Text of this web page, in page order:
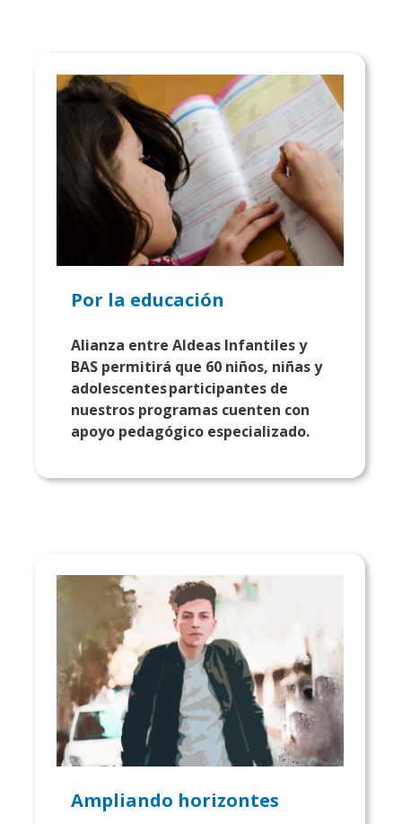
Por la educación
Alianza entre Aldeas Infantiles y
BAS permitirá que 60 niños, niñas y
adolescentes participantes de
nuestros programas cuenten con
apoyo pedagógico especializado.
Ampliando horizontes